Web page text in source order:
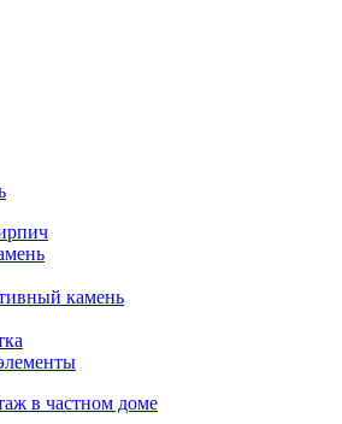
камень
в частном доме